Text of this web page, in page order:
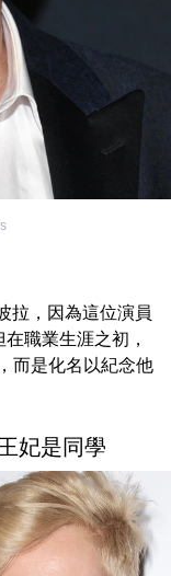
拉，因為這位演員
職業生涯之初，
而是化名以紀念他
妃是同學